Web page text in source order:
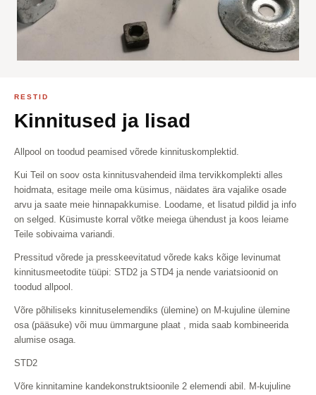
RESTID
Kinnitused ja lisad
Allpool on toodud peamised võrede kinnituskomplektid.
Kui Teil on soov osta kinnitusvahendeid ilma tervikkomplekti alles
hoidmata, esitage meile oma küsimus, näidates ära vajalike osade
arvu ja saate meie hinnapakkumise. Loodame, et lisatud pildid ja info
on selged. Küsimuste korral võtke meiega ühendust ja koos leiame
Teile sobivaima variandi.
Pressitud võrede ja presskeevitatud võrede kaks kõige levinumat
kinnitusmeetodite tüüpi: STD2 ja STD4 ja nende variatsioonid on
toodud allpool.
Võre põhiliseks kinnituselemendiks (ülemine) on M-kujuline ülemine
osa (pääsuke) või muu ümmargune plaat , mida saab kombineerida
alumise osaga.
STD2
Võre kinnitamine kandekonstruktsioonile 2 elemendi abil. M-kujuline